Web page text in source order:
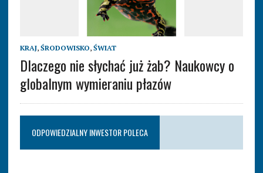
KRAJ, ŚRODOWISKO, ŚWIAT
Dlaczego nie słychać już żab? Naukowcy o
globalnym wymieraniu płazów
ODPOWIEDZIALNY INWESTOR POLECA